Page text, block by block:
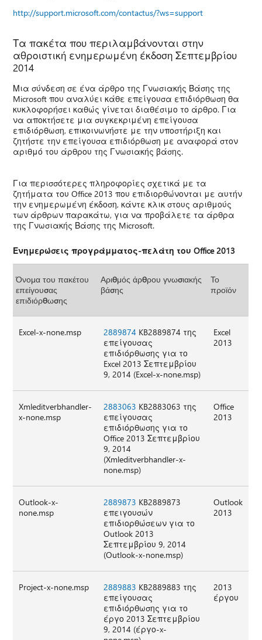
http://support.microsoft.com/contactus/?ws=support
Τα πακέτα που περιλαμβάνονται στην
αθροιστική ενημερωμένη έκδοση Σεπτεμβρίου
2014
Μια σύνδεση σε ένα άρθρο της Γνωσιακής Βάσης της
Microsoft που αναλύει κάθε επείγουσα επιδιόρθωση θα
κυκλοφορήσει καθώς γίνεται διαθέσιμο το άρθρο. Για
να αποκτήσετε μια συγκεκριμένη επείγουσα
επιδιόρθωση, επικοινωνήστε με την υποστήριξη και
ζητήστε την επείγουσα επιδιόρθωση με αναφορά στον
αριθμό του άρθρου της Γνωσιακής βάσης.
Για περισσότερες πληροφορίες σχετικά με τα
ζητήματα του Office 2013 που επιδιορθώνονται με αυτήν
την ενημερωμένη έκδοση, κάντε κλικ στους αριθμούς
των άρθρων παρακάτω, για να προβάλετε τα άρθρα
της Γνωσιακής Βάσης της Microsoft.
Ενημερώσεις προγράμματος-πελάτη του Office 2013
Όνομα του πακέτου
επείγουσας
επιδιόρθωσης
Αριθμός άρθρου γνωσιακής
βάσης
Το
προϊόν
Excel-x-none.msp 2889874 KB2889874 της
επείγουσας
επιδιόρθωσης για το
Excel 2013 Σεπτεμβρίου
9, 2014 (Excel-x-none.msp)
Excel
2013
Xmleditverbhandler-
x-none.msp
2883063 KB2883063 της
επείγουσας
επιδιόρθωσης για το
Office 2013 Σεπτεμβρίου
9, 2014
(Xmleditverbhandler-x-
none.msp)
Office
2013
Outlook-x-
none.msp
2889873 KB2889873
επειγουσών
επιδιορθώσεων για το
Outlook 2013
Σεπτεμβρίου 9, 2014
(Outlook-x-none.msp)
Outlook
2013
Project-x-none.msp 2889883 KB2889883 της
επείγουσας
επιδιόρθωσης για το
έργο 2013 Σεπτεμβρίου
9, 2014 (έργο-x-
2013
έργου